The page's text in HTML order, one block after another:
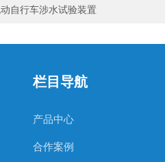
自行车涉水试验装置
栏目导航
产品中心
合作案例